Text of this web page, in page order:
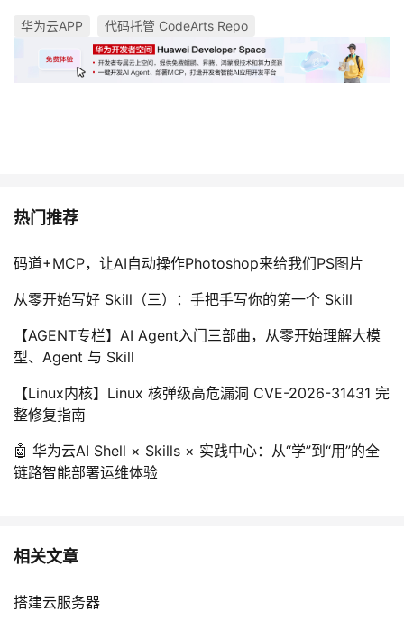
华为云APP 代码托管 CodeArts Repo
热门推荐
码道+MCP，让AI自动操作Photoshop来给我们PS图片
从零开始写好 Skill（三）：手把手写你的第一个 Skill
【AGENT专栏】AI Agent入门三部曲，从零开始理解大模
型、Agent 与 Skill
【Linux内核】Linux 核弹级高危漏洞 CVE-2026-31431 完
整修复指南
🤖 华为云AI Shell × Skills × 实践中心：从“学”到“用”的全
链路智能部署运维体验
相关文章
搭建云服务器